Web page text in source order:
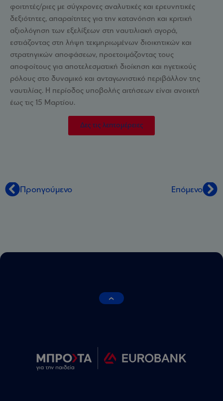
φοιτητές/ριες με σύγχρονες αναλυτικές και ερευνητικές
δεξιότητες, απαραίτητες για την κατανόηση και κριτική
αξιολόγηση των εξελίξεων στη ναυτιλιακή αγορά,
εστιάζοντας στη λήψη τεκμηριωμένων διοικητικών και
στρατηγικών αποφάσεων, προετοιμάζοντας τους
αποφοίτους για αποτελεσματική διοίκηση και ηγετικούς
ρόλους στο δυναμικό και ανταγωνιστικό περιβάλλον της
ναυτιλίας. Η περίοδος υποβολής αιτήσεων είναι ανοικτή
έως τις 15 Μαρτίου.
Δες τις λεπτομέρειες
Προηγούμενο Επόμενο